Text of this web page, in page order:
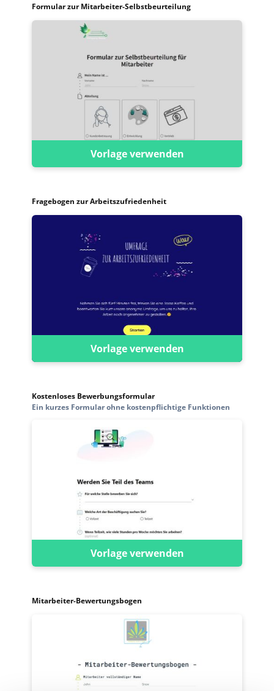
Formular zur Mitarbeiter-Selbstbeurteilung
Vorlage verwenden
Fragebogen zur Arbeitszufriedenheit
Vorlage verwenden
Kostenloses Bewerbungsformular
Ein kurzes Formular ohne kostenpflichtige Funktionen
Vorlage verwenden
Mitarbeiter-Bewertungsbogen